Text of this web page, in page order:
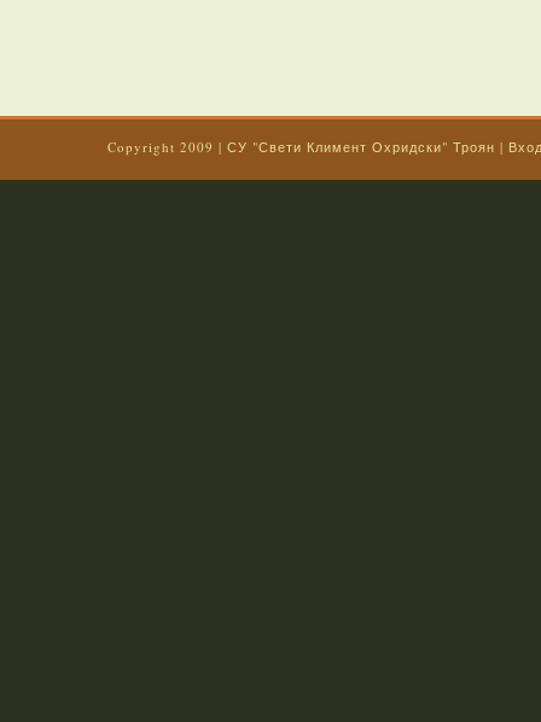
Copyright 2009 | СУ "Свети Климент Охридски" Троян |